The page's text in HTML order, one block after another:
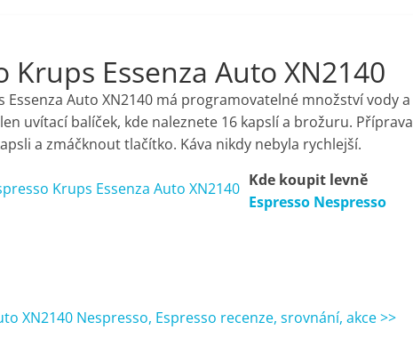
Krups Essenza Auto XN2140
Auto XN2140 má programovatelné množství vody a
uvítací balíček, kde naleznete 16 kapslí a brožuru. Příprava
a zmáčknout tlačítko. Káva nikdy nebyla rychlejší.
Kde koupit levně
Espresso Nespresso
XN2140 Nespresso, Espresso recenze, srovnání, akce >>